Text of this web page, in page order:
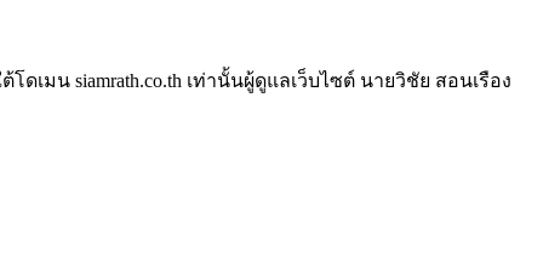
เมน siamrath.co.th เท่านั้นผู้ดูแลเว็บไซต์ นายวิชัย สอนเรือง